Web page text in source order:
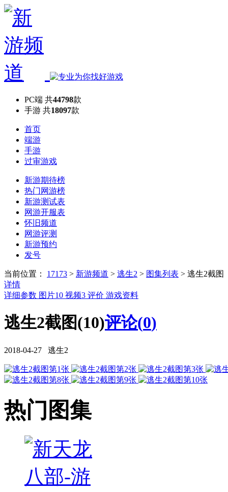
PC端 共44798款
手游 共18097款
首页
端游
手游
过审游戏
新游期待榜
热门网游榜
新游测试表
网游开服表
怀旧频道
网游评测
新游预约
发号
当前位置： 17173 > 新游频道 > 逃生2 > 图集列表 > 逃生2截图
详情
详细参数 图片10 视频3 评价 游戏资料
逃生2截图(10)评论(0)
2018-04-27 逃生2
热门图集